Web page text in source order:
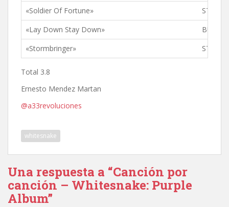
«Soldier Of Fortune»
«Lay Down Stay Down»
BURN
«Stormbringer»
Total 3.8
Ernesto Mendez Martan
@a33revoluciones
whitesnake
Una respuesta a “Canción por
canción – Whitesnake: Purple
Album”